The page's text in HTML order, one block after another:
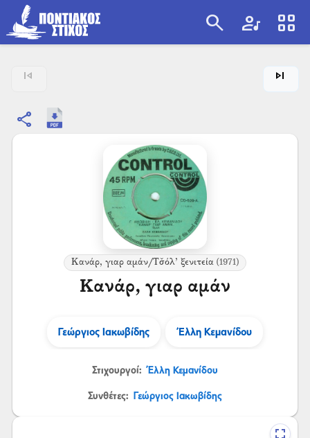
search artist view_cozy
skip_previous skip_next
share
Κανάρ, γιαρ αμάν/Τσ̌όλ’ ξενιτεία(1971)
Κανάρ, γιαρ αμάν
Γεώργιος Ιακωβίδης Έλλη Κεμανίδου
Στιχουργοί: Έλλη Κεμανίδου
Συνθέτες: Γεώργιος Ιακωβίδης